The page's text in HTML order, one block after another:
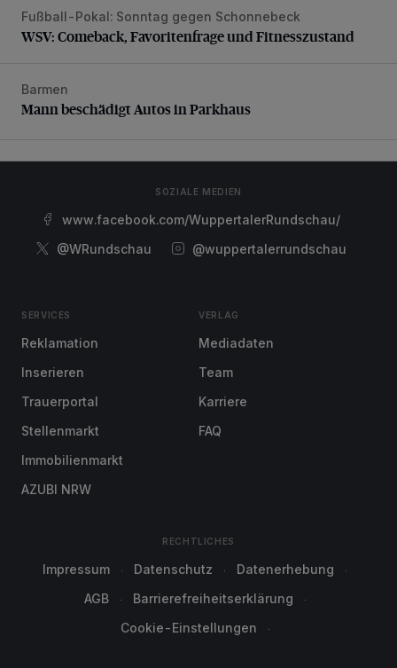
WSV: Comeback, Favoritenfrage und Fitnesszustand
Fußball-Pokal: Sonntag gegen Schonnebeck
WSV: Comeback, Favoritenfrage und Fitnesszustand
Mann beschädigt Autos in Parkhaus
Barmen
Mann beschädigt Autos in Parkhaus
SOZIALE MEDIEN
www.facebook.com/WuppertalerRundschau/
@WRundschau
@wuppertalerrundschau
SERVICES
Reklamation
Inserieren
Trauerportal
Stellenmarkt
Immobilienmarkt
AZUBI NRW
VERLAG
Mediadaten
Team
Karriere
FAQ
RECHTLICHES
Impressum Datenschutz
Datenerhebung
AGB
Barrierefreiheitserklärung
Cookie-Einstellungen